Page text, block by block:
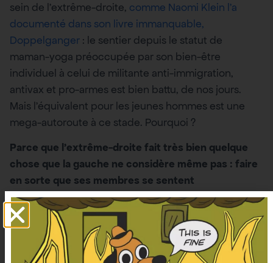
sein de l’extrême-droite, comme Naomi Klein l’a
documenté dans son livre immanquable,
Doppelganger : le sentier depuis le statut de
maman-yoga préoccupée par son bien-être
individuel à celui de militante anti-immigration,
antivax et pro-armes est bien battu, de nos jours.
Mais l’équivalent pour les jeunes hommes est une
mega-autoroute à ce stade. Pourquoi ?
Parce que l’extrême-droite fait très bien quelque
chose que la gauche ne considère même pas : faire
en sorte que ses membres se sentent
chaleureusement accueillis.Ne me faites pas dire ce
que je n’ai pas dit : cet évènement de gauche était,
comme beaucoup, ouvert et amical. Il était d’ailleurs
rafraîchissant dans son non-sectarisme et libre de